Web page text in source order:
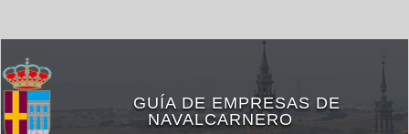
GUÍA DE EMPRESAS DE
NAVALCARNERO